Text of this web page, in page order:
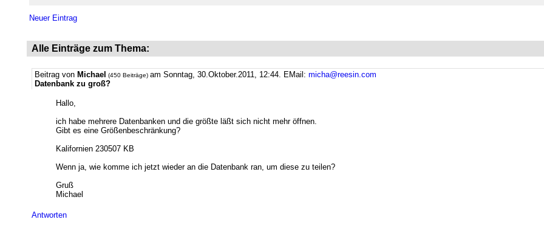
Neuer Eintrag
Alle Einträge zum Thema:
Beitrag von Michael (450 Beiträge) am Sonntag, 30.Oktober.2011, 12:44. EMail: micha@reesin.com
Datenbank zu groß?
Hallo,
ich habe mehrere Datenbanken und die größte läßt sich nicht mehr öffnen.
Gibt es eine Größenbeschränkung?
Kalifornien 230507 KB
Wenn ja, wie komme ich jetzt wieder an die Datenbank ran, um diese zu teilen?
Gruß
Michael
Antworten